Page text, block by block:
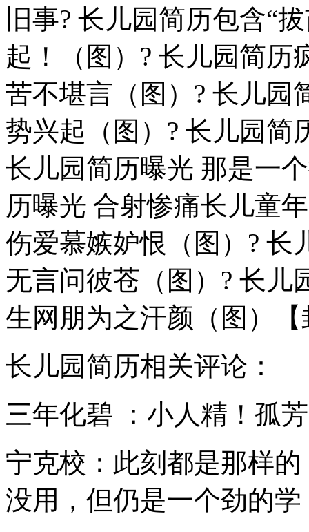
旧事? 长儿园简历包含“
起！（图）? 长儿园简历
苦不堪言（图）? 长儿园
势兴起（图）? 长儿园简
长儿园简历曝光 那是一
历曝光 合射惨痛长儿童
伤爱慕嫉妒恨（图）? 长
无言问彼苍（图）? 长儿
生网朋为之汗颜（图）
长儿园简历相关评论：
三年化碧 ：小人精！孤
宁克校：此刻都是那样
没用，但仍是一个劲的学